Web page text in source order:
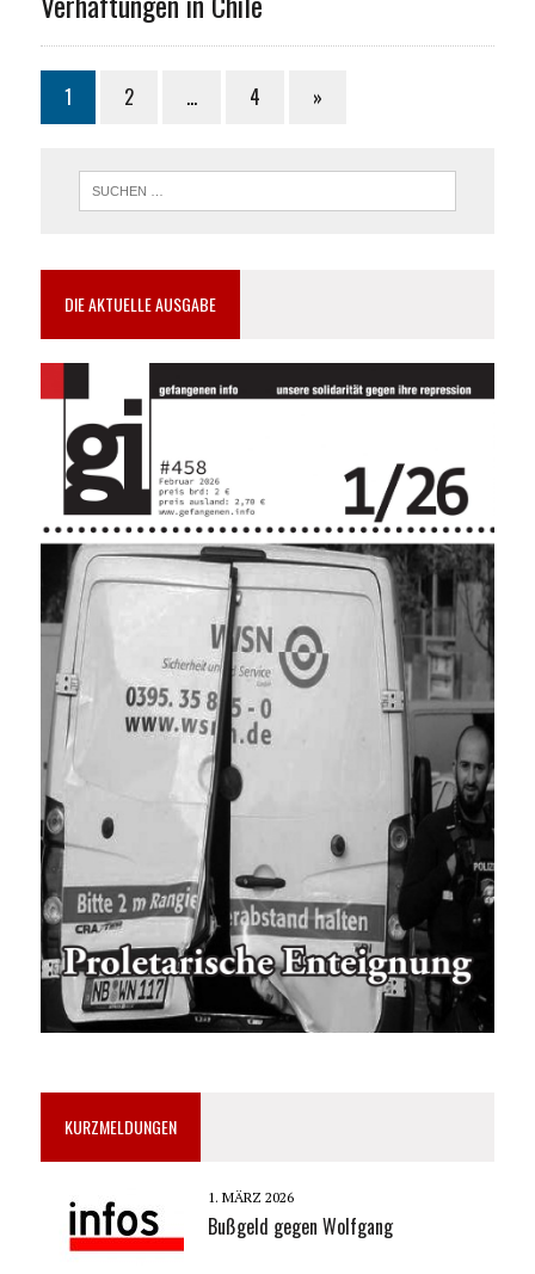
1 2 … 4 »
DIE AKTUELLE AUSGABE
KURZMELDUNGEN
1. MÄRZ 2026
Bußgeld gegen Wolfgang